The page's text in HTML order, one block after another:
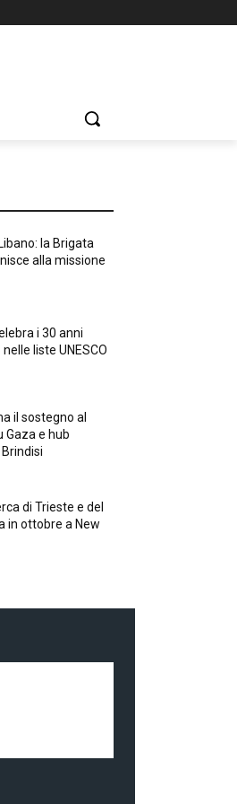
la Brigata
alla missione
i 30 anni
liste UNESCO
il sostegno al
Gaza e hub
di Trieste e del
in ottobre a New